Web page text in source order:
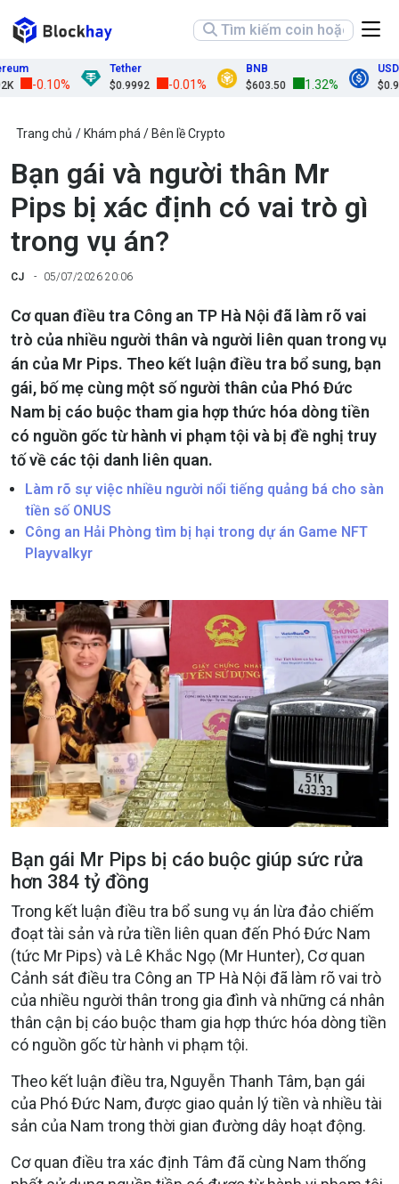
-0.10%
Tether
$0.9992
-0.01%
BNB
$603.50
1.32%
USDC
$0.9999
Trang chủ Khám phá Bên lề Crypto
Bạn gái và người thân Mr
Pips bị xác định có vai trò gì
trong vụ án?
CJ 05/07/2026 20:06
Cơ quan điều tra Công an TP Hà Nội đã làm rõ vai
trò của nhiều người thân và người liên quan trong vụ
án của Mr Pips. Theo kết luận điều tra bổ sung, bạn
gái, bố mẹ cùng một số người thân của Phó Đức
Nam bị cáo buộc tham gia hợp thức hóa dòng tiền
có nguồn gốc từ hành vi phạm tội và bị đề nghị truy
tố về các tội danh liên quan.
Làm rõ sự việc nhiều người nổi tiếng quảng bá cho sàn
tiền số ONUS
Công an Hải Phòng tìm bị hại trong dự án Game NFT
Playvalkyr
Bạn gái Mr Pips bị cáo buộc giúp sức rửa
hơn 384 tỷ đồng
Trong kết luận điều tra bổ sung vụ án lừa đảo chiếm
đoạt tài sản và rửa tiền liên quan đến Phó Đức Nam
(tức Mr Pips) và Lê Khắc Ngọ (Mr Hunter), Cơ quan
Cảnh sát điều tra Công an TP Hà Nội đã làm rõ vai trò
của nhiều người thân trong gia đình và những cá nhân
thân cận bị cáo buộc tham gia hợp thức hóa dòng tiền
có nguồn gốc từ hành vi phạm tội.
Theo kết luận điều tra, Nguyễn Thanh Tâm, bạn gái
của Phó Đức Nam, được giao quản lý tiền và nhiều tài
sản của Nam trong thời gian đường dây hoạt động.
Cơ quan điều tra xác định Tâm đã cùng Nam thống